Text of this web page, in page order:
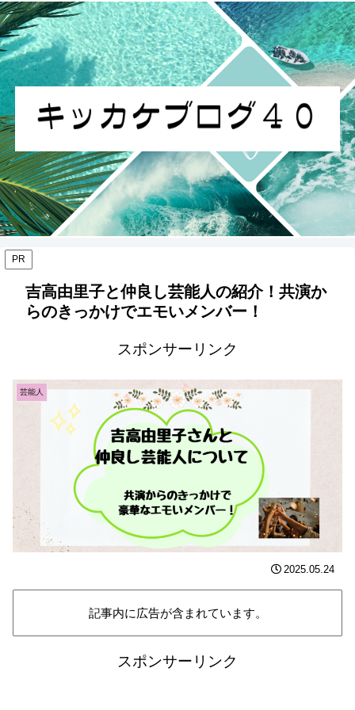
PR
吉高由里子と仲良し芸能人の紹介！共演か
らのきっかけでエモいメンバー！
スポンサーリンク
芸能人
2025.05.24
記事内に広告が含まれています。
スポンサーリンク